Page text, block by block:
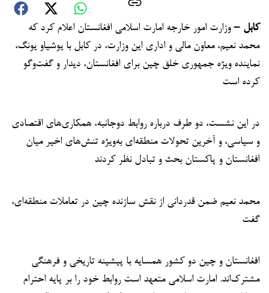
کابل – وزارت امور خارجه امارت اسلامی افغانستان اعلام کرد که
محمد نعیم، معاون مالی و اداری این وزارت، در کابل با یوشیاو یونگ،
نماینده ویژه جمهوری خلق چین برای افغانستان، دیدار و گفت‌وگو
کرده است
در این نشست، دو طرف درباره روابط دوجانبه، همکاری‌های اقتصادی
و سیاسی، و آخرین تحولات منطقه‌ای به‌ویژه تنش‌های اخیر میان
افغانستان و پاکستان بحث و تبادل نظر کردند
محمد نعیم ضمن قدردانی از نقش سازنده چین در تعاملات منطقه‌ای،
گفت
افغانستان و چین دو کشور همسایه با پیشینه تاریخی و فرهنگی
مشترک‌اند. امارت اسلامی متعهد است روابط خود را بر پایه احترام